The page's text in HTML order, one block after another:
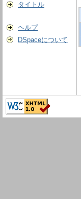
タイトル
ヘルプ
DSpaceについて